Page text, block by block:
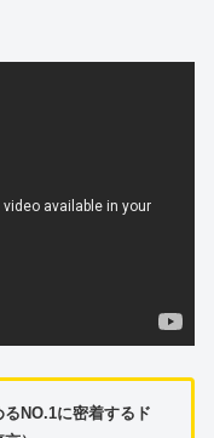
るNO.1に密着するド